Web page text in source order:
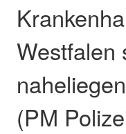
Westfalen
(PM